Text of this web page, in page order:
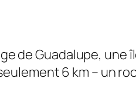
de Guadalupe, une
6 km – un